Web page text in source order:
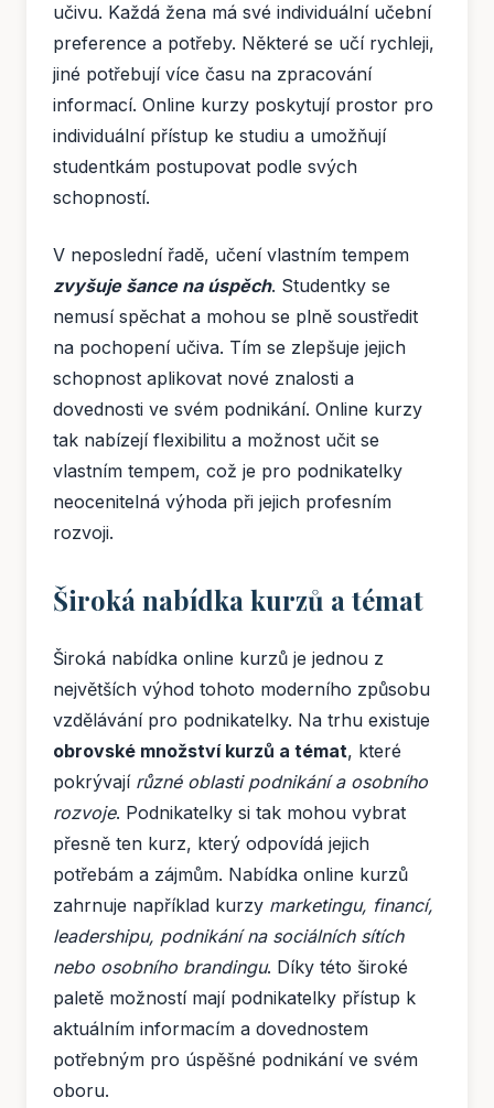
učivu. Každá žena má své individuální učební
preference a potřeby. Některé se učí rychleji,
jiné potřebují více času na zpracování
informací. Online kurzy poskytují prostor pro
individuální přístup ke studiu a umožňují
studentkám postupovat podle svých
schopností.
V neposlední řadě, učení vlastním tempem
zvyšuje šance na úspěch. Studentky se
nemusí spěchat a mohou se plně soustředit
na pochopení učiva. Tím se zlepšuje jejich
schopnost aplikovat nové znalosti a
dovednosti ve svém podnikání. Online kurzy
tak nabízejí flexibilitu a možnost učit se
vlastním tempem, což je pro podnikatelky
neocenitelná výhoda při jejich profesním
rozvoji.
Široká nabídka kurzů a témat
Široká nabídka online kurzů je jednou z
největších výhod tohoto moderního způsobu
vzdělávání pro podnikatelky. Na trhu existuje
obrovské množství kurzů a témat, které
pokrývají různé oblasti podnikání a osobního
rozvoje. Podnikatelky si tak mohou vybrat
přesně ten kurz, který odpovídá jejich
potřebám a zájmům. Nabídka online kurzů
zahrnuje například kurzy marketingu, financí,
leadershipu, podnikání na sociálních sítích
nebo osobního brandingu. Díky této široké
paletě možností mají podnikatelky přístup k
aktuálním informacím a dovednostem
potřebným pro úspěšné podnikání ve svém
oboru.